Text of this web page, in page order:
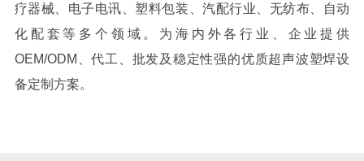
疗器械、电子电讯、塑料包装、汽配行业、无纺布、自动
化配套等多个领域。为海内外各行业、企业提供
OEM/ODM、代工、批发及稳定性强的优质超声波塑焊设
备定制方案。